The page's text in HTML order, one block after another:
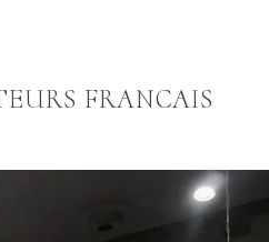
FRANCAIS